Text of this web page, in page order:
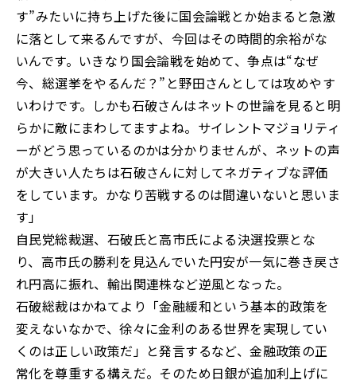
す”みたいに持ち上げた後に国会論戦とか始まると急激
に落として来るんですが、今回はその時間的余裕がな
いんです。いきなり国会論戦を始めて、争点は“なぜ
今、総選挙をやるんだ？”と野田さんとしては攻めやす
いわけです。しかも石破さんはネットの世論を見ると明
らかに敵にまわしてますよね。サイレントマジョリティ
ーがどう思っているのかは分かりませんが、ネットの声
が大きい人たちは石破さんに対してネガティブな評価
をしています。かなり苦戦するのは間違いないと思いま
す」
自民党総裁選、石破氏と高市氏による決選投票とな
り、高市氏の勝利を見込んでいた円安が一気に巻き戻さ
れ円高に振れ、輸出関連株など逆風となった。
石破総裁はかねてより「金融緩和という基本的政策を
変えないなかで、徐々に金利のある世界を実現してい
くのは正しい政策だ」と発言するなど、金融政策の正
常化を尊重する構えだ。そのため日銀が追加利上げに